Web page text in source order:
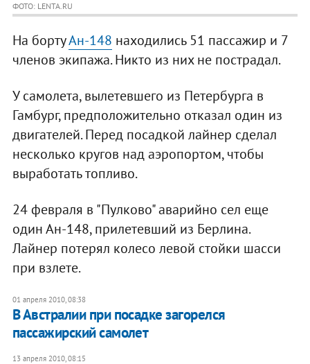
ФОТО: LENTA.RU
На бортуАн-148 находились 51 пассажир и 7
членов экипажа. Никто из них не пострадал.
У самолета, вылетевшего из Петербурга в
Гамбург, предположительно отказал один из
двигателей. Перед посадкой лайнер сделал
несколько кругов над аэропортом, чтобы
выработать топливо.
24 февраля в "Пулково" аварийно сел еще
один Ан-148, прилетевший из Берлина.
Лайнер потерял колесо левой стойки шасси
при взлете.
01 апреля 2010, 08:38
В Австралии при посадке загорелся
пассажирский самолет
13 апреля 2010, 08:15